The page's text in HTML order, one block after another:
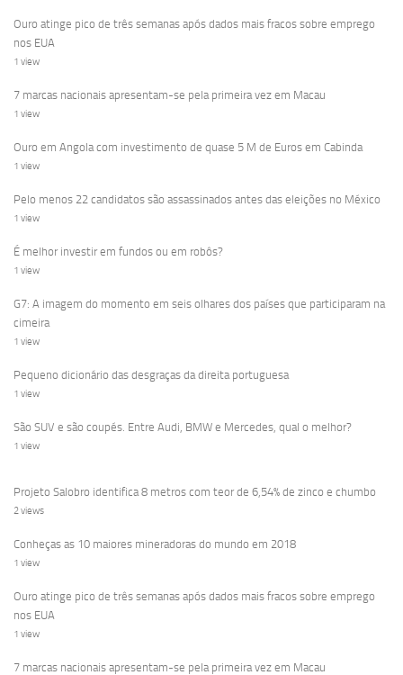
Ouro atinge pico de três semanas após dados mais fracos sobre emprego
nos EUA
1 view
7 marcas nacionais apresentam-se pela primeira vez em Macau
1 view
Ouro em Angola com investimento de quase 5 M de Euros em Cabinda
1 view
Pelo menos 22 candidatos são assassinados antes das eleições no México
1 view
É melhor investir em fundos ou em robôs?
1 view
G7: A imagem do momento em seis olhares dos países que participaram na
cimeira
1 view
Pequeno dicionário das desgraças da direita portuguesa
1 view
São SUV e são coupés. Entre Audi, BMW e Mercedes, qual o melhor?
1 view
Projeto Salobro identifica 8 metros com teor de 6,54% de zinco e chumbo
2 views
Conheças as 10 maiores mineradoras do mundo em 2018
1 view
Ouro atinge pico de três semanas após dados mais fracos sobre emprego
nos EUA
1 view
7 marcas nacionais apresentam-se pela primeira vez em Macau